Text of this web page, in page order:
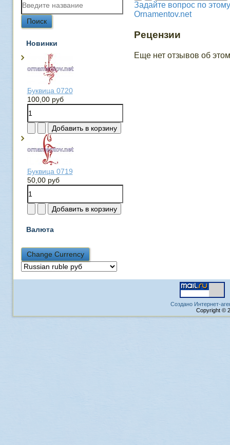
Новинки
Буквица 0720
100,00 руб
Буквица 0719
50,00 руб
Валюта
Задайте вопрос по
Ornamentov.net
Рецензии
Еще нет отзывов об
Создано Интернет-
Copyright ©